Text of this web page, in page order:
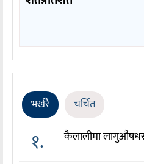
भर्खरै चर्चित
१. कैलालीमा